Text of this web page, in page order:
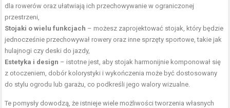
dla rowerów oraz ułatwiają ich przechowywanie w ograniczonej
przestrzeni,
Stojaki o wielu funkcjach – możesz zaprojektować stojak, który będzie
jednocześnie przechowywał rowery oraz inne sprzęty sportowe, takie jak
hulajnogi czy deski do jazdy,
Estetyka i design – istotne jest, aby stojak harmonijnie komponował się
z otoczeniem, dobór kolorystyki i wykończenia może być dostosowany
do stylu ogrodu lub garażu, co podkreśli jego walory wizualne.
Te pomysły dowodzą, że istnieje wiele możliwości tworzenia własnych